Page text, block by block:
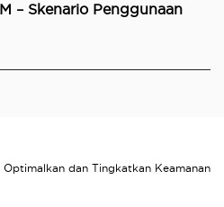
– Skenario Penggunaan
Optimalkan dan Tingkatkan Keamanan